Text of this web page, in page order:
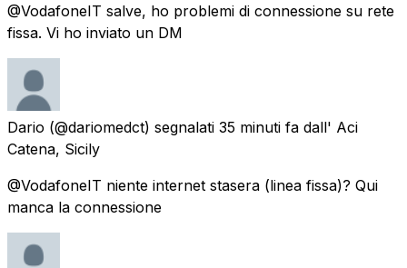
@VodafoneIT salve, ho problemi di connessione su rete
fissa. Vi ho inviato un DM
Dario (@dariomedct) segnalati 35 minuti fa dall' Aci
Catena, Sicily
@VodafoneIT niente internet stasera (linea fissa)? Qui
manca la connessione